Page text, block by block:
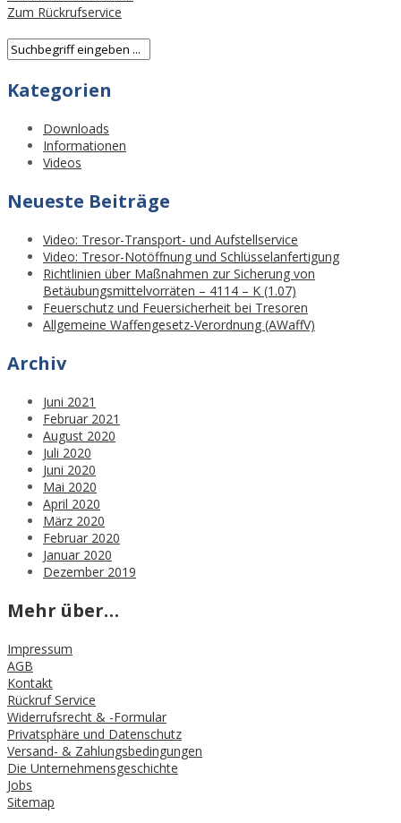
Zum Rückrufservice
Kategorien
Downloads
Informationen
Videos
Neueste Beiträge
Video: Tresor-Transport- und Aufstellservice
Video: Tresor-Notöffnung und Schlüsselanfertigung
Richtlinien über Maßnahmen zur Sicherung von
Betäubungsmittelvorräten – 4114 – K (1.07)
Feuerschutz und Feuersicherheit bei Tresoren
Allgemeine Waffengesetz-Verordnung (AWaffV)
Archiv
Juni 2021
Februar 2021
August 2020
Juli 2020
Juni 2020
Mai 2020
April 2020
März 2020
Februar 2020
Januar 2020
Dezember 2019
Mehr über…
Impressum
AGB
Kontakt
Rückruf Service
Widerrufsrecht & -Formular
Privatsphäre und Datenschutz
Versand- & Zahlungsbedingungen
Die Unternehmensgeschichte
Jobs
Sitemap